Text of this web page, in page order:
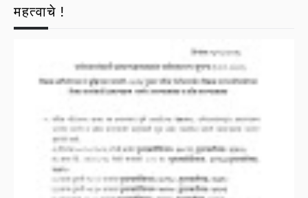
महत्वाचे !